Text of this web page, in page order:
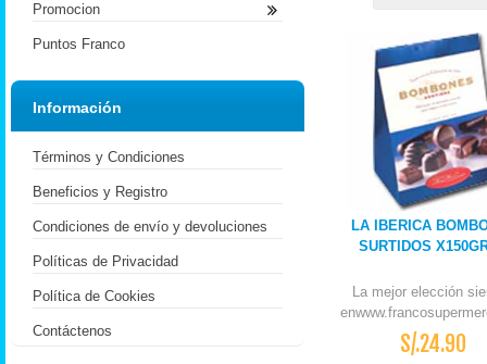
LA IBERICA
SURTIDOS
La mejor elección
S/.24.90
Promocion
Puntos Franco
Información
Términos y Condiciones
Beneficios y Registro
Condiciones de envío y devoluciones
Políticas de Privacidad
Política de Cookies
Contáctenos